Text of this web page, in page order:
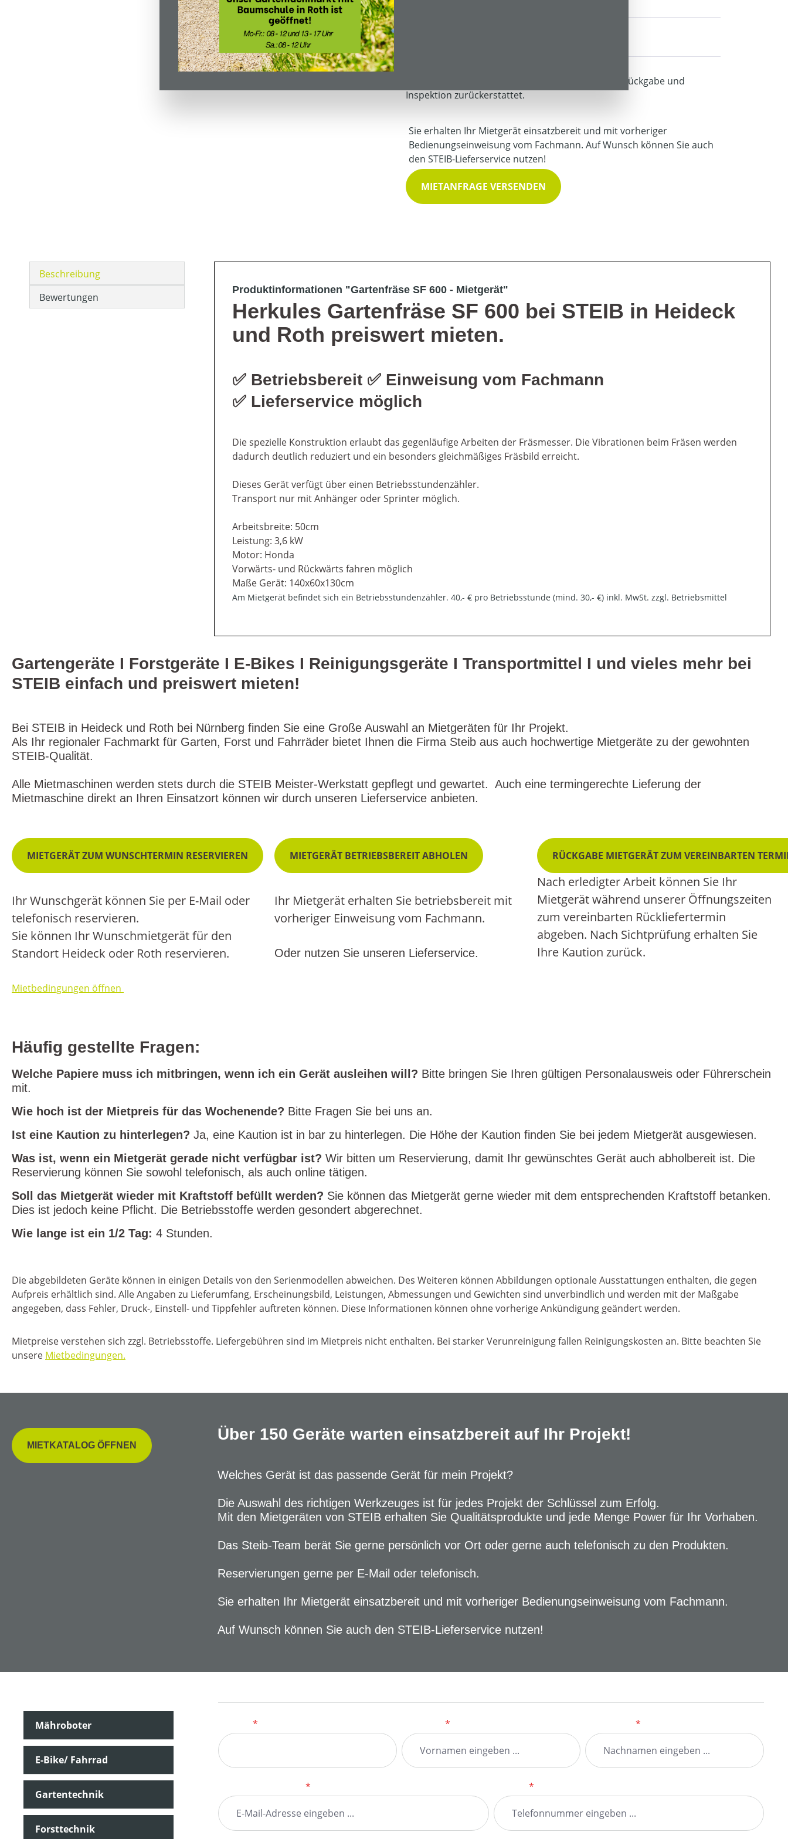
Die Kaution ist bei Abholung fällig und wird nach Rückgabe und
Inspektion zurückerstattet.
Sie erhalten Ihr Mietgerät einsatzbereit und mit vorheriger
Bedienungseinweisung vom Fachmann. Auf Wunsch können Sie auch
den STEIB-Lieferservice nutzen!
MIETANFRAGE VERSENDEN
Beschreibung
Bewertungen
Produktinformationen "Gartenfräse SF 600 - Mietgerät"
Herkules Gartenfräse SF 600 bei STEIB in Heideck
und Roth preiswert mieten.
✅ Betriebsbereit ✅ Einweisung vom Fachmann
✅ Lieferservice möglich
Die spezielle Konstruktion erlaubt das gegenläufige Arbeiten der Fräsmesser. Die Vibrationen beim Fräsen werden
dadurch deutlich reduziert und ein besonders gleichmäßiges Fräsbild erreicht.
Dieses Gerät verfügt über einen Betriebsstundenzähler.
Transport nur mit Anhänger oder Sprinter möglich.
Arbeitsbreite: 50cm
Leistung: 3,6 kW
Motor: Honda
Vorwärts- und Rückwärts fahren möglich
Maße Gerät: 140x60x130cm
Am Mietgerät befindet sich ein Betriebsstundenzähler. 40,- € pro Betriebsstunde (mind. 30,- €) inkl. MwSt. zzgl. Betriebsmittel
Gartengeräte I Forstgeräte I E-Bikes I Reinigungsgeräte I Transportmittel I und vieles mehr bei
STEIB einfach und preiswert mieten!
Bei STEIB in Heideck und Roth bei Nürnberg finden Sie eine Große Auswahl an Mietgeräten für Ihr Projekt.
Als Ihr regionaler Fachmarkt für Garten, Forst und Fahrräder bietet Ihnen die Firma Steib aus auch hochwertige Mietgeräte zu der gewohnten
STEIB-Qualität.
Alle Mietmaschinen werden stets durch die STEIB Meister-Werkstatt gepflegt und gewartet. Auch eine termingerechte Lieferung der
Mietmaschine direkt an Ihren Einsatzort können wir durch unseren Lieferservice anbieten.
MIETGERÄT ZUM WUNSCHTERMIN RESERVIEREN
Ihr Wunschgerät können Sie per E-Mail oder
telefonisch reservieren.
Sie können Ihr Wunschmietgerät für den
Standort Heideck oder Roth reservieren.
Mietbedingungen öffnen
MIETGERÄT BETRIEBSBEREIT ABHOLEN
Ihr Mietgerät erhalten Sie betriebsbereit mit
vorheriger Einweisung vom Fachmann.
Oder nutzen Sie unseren Lieferservice.
RÜCKGABE MIETGERÄT ZUM VEREINBARTEN
Nach erledigter Arbeit können Sie Ihr
Mietgerät während unserer Öffnungszeiten
zum vereinbarten Rückliefertermin
abgeben. Nach Sichtprüfung erhalten Sie
Ihre Kaution zurück.
Häufig gestellte Fragen:
Welche Papiere muss ich mitbringen, wenn ich ein Gerät ausleihen will? Bitte bringen Sie Ihren gültigen Personalausweis oder Führerschein
mit.
Wie hoch ist der Mietpreis für das Wochenende? Bitte Fragen Sie bei uns an.
Ist eine Kaution zu hinterlegen? Ja, eine Kaution ist in bar zu hinterlegen. Die Höhe der Kaution finden Sie bei jedem Mietgerät ausgewiesen.
Was ist, wenn ein Mietgerät gerade nicht verfügbar ist? Wir bitten um Reservierung, damit Ihr gewünschtes Gerät auch abholbereit ist. Die
Reservierung können Sie sowohl telefonisch, als auch online tätigen.
Soll das Mietgerät wieder mit Kraftstoff befüllt werden? Sie können das Mietgerät gerne wieder mit dem entsprechenden Kraftstoff betanken.
Dies ist jedoch keine Pflicht. Die Betriebsstoffe werden gesondert abgerechnet.
Wie lange ist ein 1/2 Tag: 4 Stunden.
Die abgebildeten Geräte können in einigen Details von den Serienmodellen abweichen. Des Weiteren können Abbildungen optionale Ausstattungen enthalten, die gegen
Aufpreis erhältlich sind. Alle Angaben zu Lieferumfang, Erscheinungsbild, Leistungen, Abmessungen und Gewichten sind unverbindlich und werden mit der Maßgabe
angegeben, dass Fehler, Druck-, Einstell- und Tippfehler auftreten können. Diese Informationen können ohne vorherige Ankündigung geändert werden.
Mietpreise verstehen sich zzgl. Betriebsstoffe. Liefergebühren sind im Mietpreis nicht enthalten. Bei starker Verunreinigung fallen Reinigungskosten an. Bitte beachten Sie
unsere Mietbedingungen.
MIETKATALOG ÖFFNEN
Über 150 Geräte warten einsatzbereit auf Ihr Projekt!
Welches Gerät ist das passende Gerät für mein Projekt?
Die Auswahl des richtigen Werkzeuges ist für jedes Projekt der Schlüssel zum Erfolg.
Mit den Mietgeräten von STEIB erhalten Sie Qualitätsprodukte und jede Menge Power für Ihr Vorhaben.
Das Steib-Team berät Sie gerne persönlich vor Ort oder gerne auch telefonisch zu den Produkten.
Reservierungen gerne per E-Mail oder telefonisch.
Sie erhalten Ihr Mietgerät einsatzbereit und mit vorheriger Bedienungseinweisung vom Fachmann.
Auf Wunsch können Sie auch den STEIB-Lieferservice nutzen!
Mähroboter
E-Bike/ Fahrrad
Gartentechnik
Forsttechnik
* * *
* *